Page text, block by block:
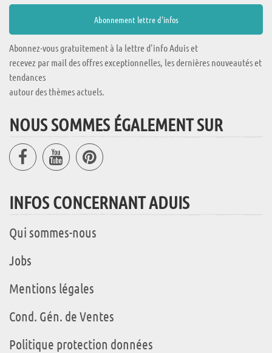
Abonnez-vous gratuitement à la lettre d'info Aduis et
recevez par mail des offres exceptionnelles, les dernières nouveautés et
tendances
autour des thèmes actuels.
NOUS SOMMES ÉGALEMENT SUR
INFOS CONCERNANT ADUIS
Qui sommes-nous
Jobs
Mentions légales
Cond. Gén. de Ventes
Politique protection données